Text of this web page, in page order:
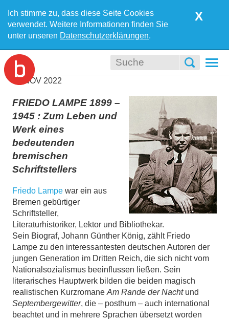
Ich stimme zu, dass diese Seite Cookies
verwendet. Weitere Informationen finden Sie
unter unseren Datenschutzerklärungen.
X
NOV 2022
FRIEDO LAMPE 1899 –
1945 : Zum Leben und
Werk eines
bedeutenden
bremischen
Schriftstellers
Friedo Lampe war ein aus
Bremen gebürtiger
Schriftsteller,
Literaturhistoriker, Lektor und Bibliothekar.
Sein Biograf, Johann Günther König, zählt Friedo
Lampe zu den interessantesten deutschen Autoren der
jungen Generation im Dritten Reich, die sich nicht vom
Nationalsozialismus beeinflussen ließen. Sein
literarisches Hauptwerk bilden die beiden magisch
realistischen KurzromaneAm Rande der Nachtund
Septembergewitter, die – posthum – auch international
beachtet und in mehrere Sprachen übersetzt worden